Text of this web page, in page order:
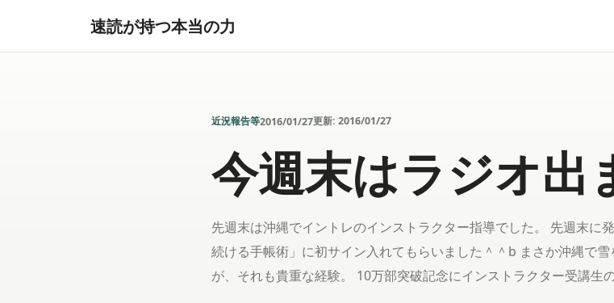
速読が持つ本当の力
近況報告等2016/01/27更新: 2016/01/27
今週末はラジオ出
先週末は沖縄でイントレのインストラクター指導でした。 先週末に
続ける手帳術」に初サイン入れてもらいました＾＾b まさか沖縄で
が、それも貴重な経験。 10万部突破記念にインストラクター受講生